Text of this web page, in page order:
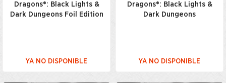
Dragons®: Black Lights &
Dark Dungeons Foil Edition
YA NO DISPONIBLE
Dragons®: Black Lights &
Dark Dungeons
YA NO DISPONIBLE